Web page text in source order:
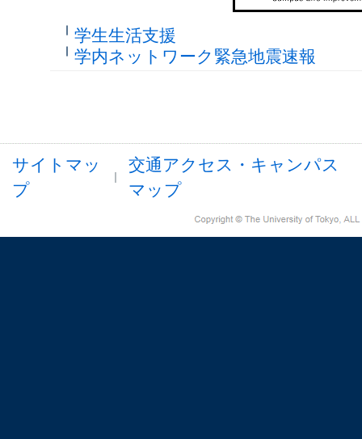
学生生活支援
学内ネットワーク緊急地震速報
サイトマッ
プ
交通アクセス・キャンパス
マップ